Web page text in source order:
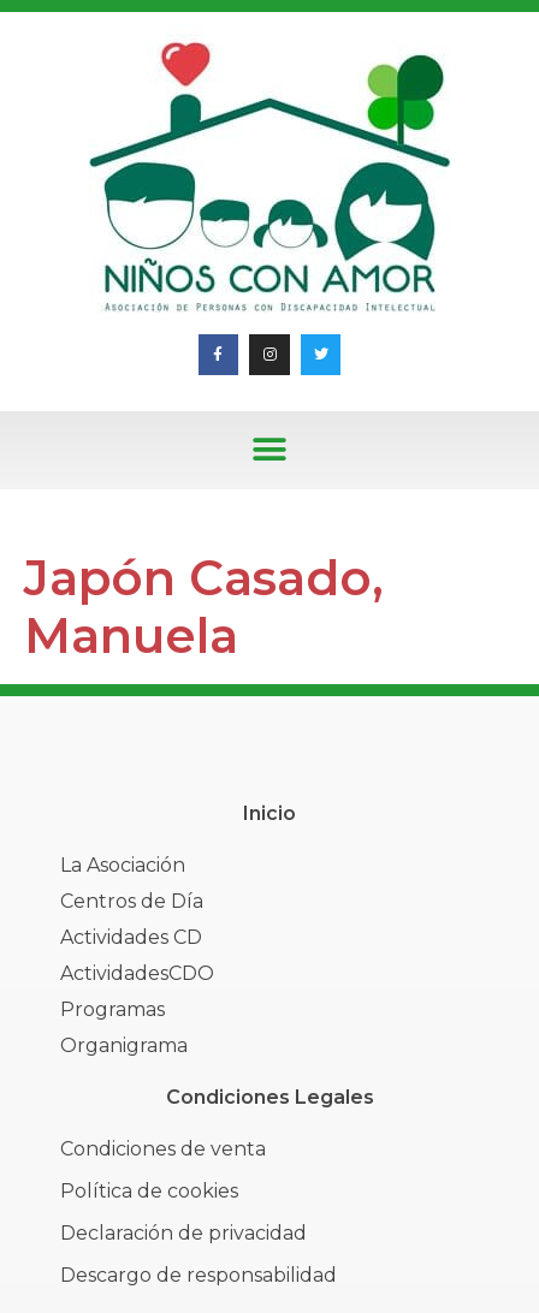
Japón Casado,
Manuela
Inicio
La Asociación
Centros de Día
Actividades CD
ActividadesCDO
Programas
Organigrama
Condiciones Legales
Condiciones de venta
Política de cookies
Declaración de privacidad
Descargo de responsabilidad